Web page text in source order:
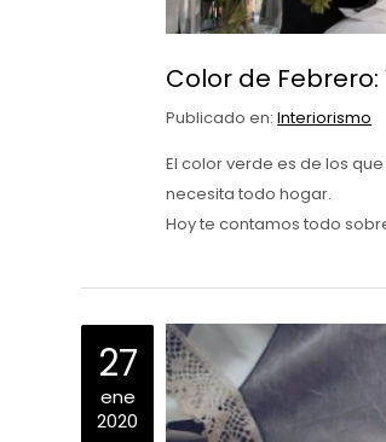
Color de
Publicado en:Interiorismo
El color verde es de los
necesita todo hogar.
Hoy te contamos todo
27
ene
2020